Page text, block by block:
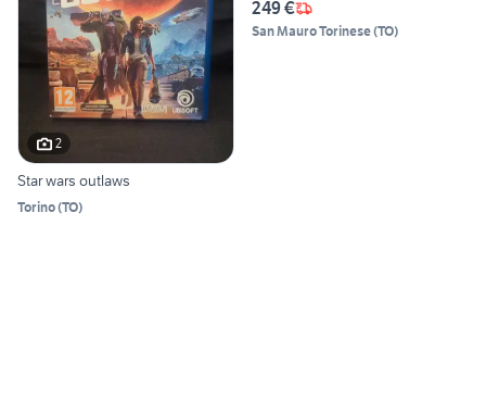
2
Star wars outlaws
Torino(TO)
249 €
San Mauro Torinese(TO)